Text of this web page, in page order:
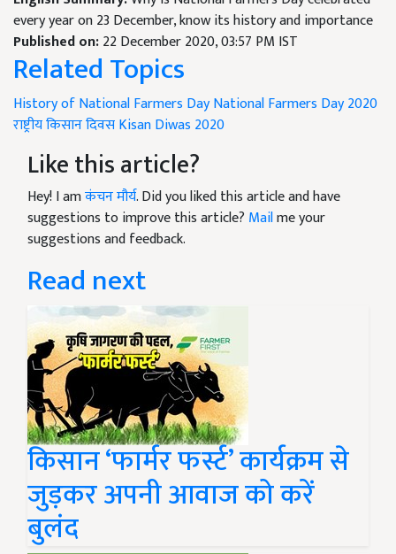
every year on 23 December, know its history and importance
Published on:22 December 2020, 03:57 PM IST
Related Topics
History of National Farmers DayNational Farmers Day 2020
राष्ट्रीय किसान दिवसKisan Diwas 2020
Like this article?
Hey! I amकंचन मौर्य. Did you liked this article and have
suggestions to improve this article? Mailme your
suggestions and feedback.
Read next
किसान ‘फार्मर फर्स्ट’ कार्यक्रम से
जुड़कर अपनी आवाज को करें
बुलंद